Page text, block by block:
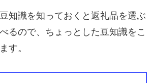
知識を知っておくと返礼品を選ぶ
るので、ちょっとした豆知識をこ
す。